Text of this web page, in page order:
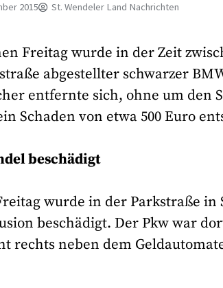
2015 St. Wendeler Land Nachrichten
Freitag wurde in der Zeit
abgestellter schwarzer
entfernte sich, ohne um den
Schaden von etwa 500 Euro
beschädigt
wurde in der Parkstraße
beschädigt. Der Pkw war
rechts neben dem